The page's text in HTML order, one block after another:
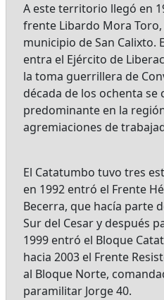
A este territorio llegó en
frente Libardo Mora Toro,
municipio de San Calixto.
entra el Ejército de
la toma guerrillera de
década de los ochenta
predominante en la
agremiaciones de
El Catatumbo tuvo tres
en 1992 entró el Frente
Becerra, que hacía parte
Sur del Cesar y después
1999 entró el Bloque
hacia 2003 el Frente
al Bloque Norte,
paramilitar Jorge 40.